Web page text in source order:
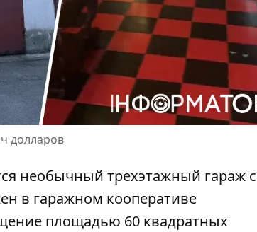
долларов
необычный трехэтажный гараж с
в гаражном кооперативе
площадью 60 квадратных